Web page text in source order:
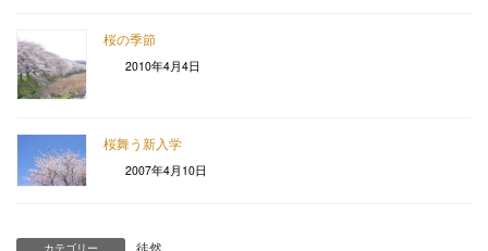
桜の季節
2010年4月4日
桜舞う新入学
2007年4月10日
カテゴリー 徒然